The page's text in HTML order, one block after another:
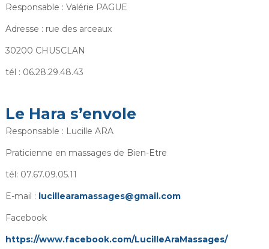
Responsable : Valérie PAGUE
Adresse : rue des arceaux
30200 CHUSCLAN
tél : 06.28.29.48.43
Le Hara s’envole
Responsable : Lucille ARA
Praticienne en massages de Bien-Etre
tél: 07.67.09.05.11
E-mail : lucillearamassages@gmail.com
Facebook
https://www.facebook.com/LucilleAraMassages/